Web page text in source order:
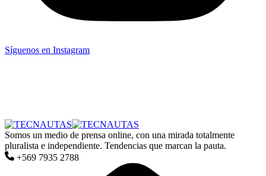
Síguenos en Instagram
Somos un medio de prensa online, con una mirada totalmente
pluralista e independiente. Tendencias que marcan la pauta.
+569 7935 2788